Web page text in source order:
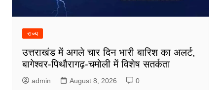
राज्य
उत्तराखंड में अगले चार दिन भारी बारिश का अलर्ट,
बागेश्वर-पिथौरागढ़-चमोली में विशेष सतर्कता
admin August 8, 2026 0